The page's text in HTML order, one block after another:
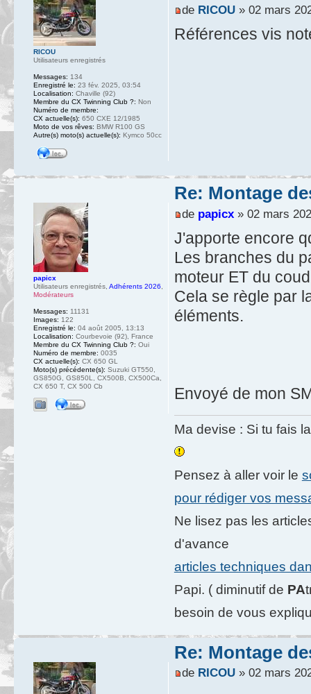
de RICOU» 02 mars
Références vis
RICOU
Utilisateurs enregistrés
Messages: 134
Enregistré le: 23 fév. 2025, 03:54
Localisation: Chaville (92)
Membre du CX Twinning Club ?: Non
Numéro de membre:
CX actuelle(s): 650 CXE 12/1985
Moto de vos rêves: BMW R100 GS
Autre(s) moto(s) actuelle(s): Kymco 50cc
Re: Montage
de papicx» 02 mars
J'apporte encore
Les branches du
moteur ET du
Cela se règle par
éléments.
Envoyé de mon
Ma devise : Si tu fais
Pensez à aller voir le
pour rédiger vos
Ne lisez pas les
d'avance
articles techniques
Papi. ( diminutif de PA
besoin de vous
papicx
Utilisateurs enregistrés, Adhérents 2026,
Modérateurs
Messages: 11131
Images: 122
Enregistré le: 04 août 2005, 13:13
Localisation: Courbevoie (92), France
Membre du CX Twinning Club ?: Oui
Numéro de membre: 0035
CX actuelle(s): CX 650 GL
Moto(s) précédente(s): Suzuki GT550,
GS850G, GS850L, CX500B, CX500Ca,
CX 650 T, CX 500 Cb
Re: Montage
de RICOU» 02 mars